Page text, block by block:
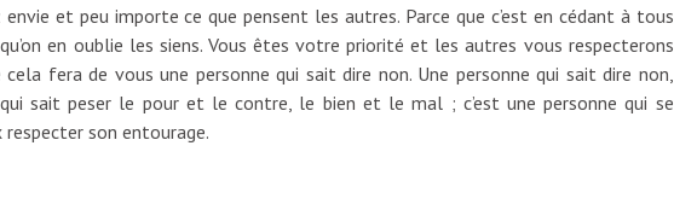
et peu importe ce que pensent les autres. Parce que c’est en cédant à tous
en oublie les siens. Vous êtes votre priorité et les autres vous respecterons
fera de vous une personne qui sait dire non. Une personne qui sait dire non,
qui sait peser le pour et le contre, le bien et le mal ; c’est une personne qui se
son entourage.